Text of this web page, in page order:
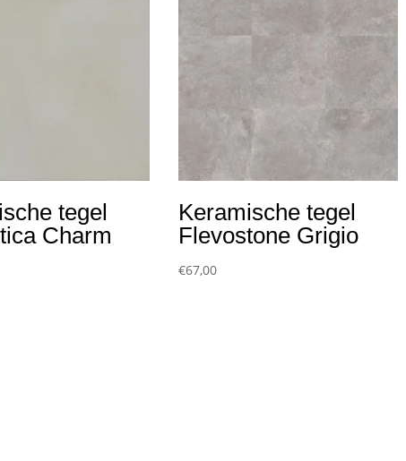
tegel
Charm
Keramische tegel
Flevostone Grigio
€67,00